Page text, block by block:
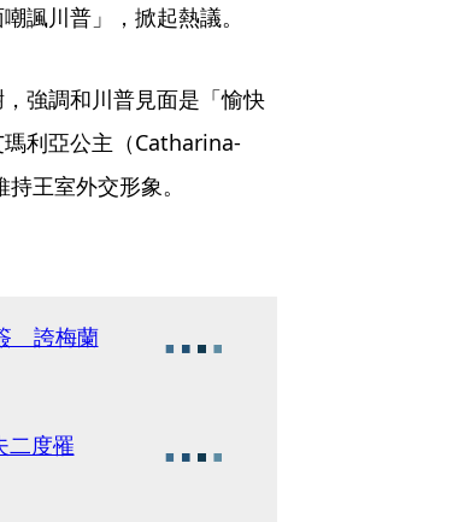
諷川普」，掀起熱議。
強調和川普見面是「愉快
利亞公主（Catharina-
王室外交形象。
誇梅蘭
二度罹